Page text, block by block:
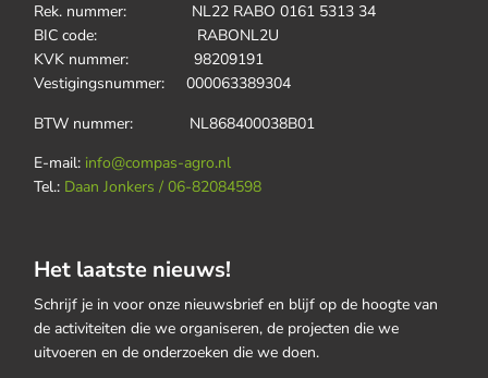
Rek. nummer: NL22 RABO 0161 5313 34
BIC code: RABONL2U
KVK nummer: 98209191
Vestigingsnummer: 000063389304
BTW nummer: NL868400038B01
E-mail: info@compas-agro.nl
Tel.: Daan Jonkers / 06-82084598
Het laatste nieuws!
Schrijf je in voor onze nieuwsbrief en blijf op de hoogte van
de activiteiten die we organiseren, de projecten die we
uitvoeren en de onderzoeken die we doen.